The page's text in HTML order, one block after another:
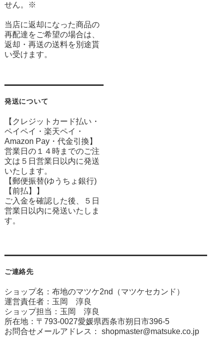
せん。※
当店に返却になった商品の
再配達をご希望の場合は、
返却・再送の送料を別途貰
い受けます。
発送について
【クレジットカード払い・
ペイペイ・楽天ペイ・
Amazon Pay・ 代金引換】
営業日の１４時までのご注
文は５日営業日以内に発送
いたします。
【郵便振替(ゆうちょ銀行)
【前払】】
ご入金を確認した後、５日
営業日以内に発送いたしま
す。
ご連絡先
ショップ名：布地のマツケ2nd（マツケセカンド）
運営責任者：玉岡 淳良
ショップ担当：玉岡 淳良
所在地：〒793-0027愛媛県西条市朔日市396-5
お問合せメールアドレス： shopmaster@matsuke.co.jp